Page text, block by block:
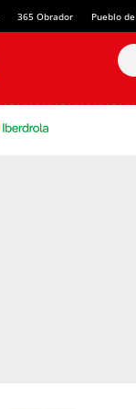
365 Obrador Pueblo